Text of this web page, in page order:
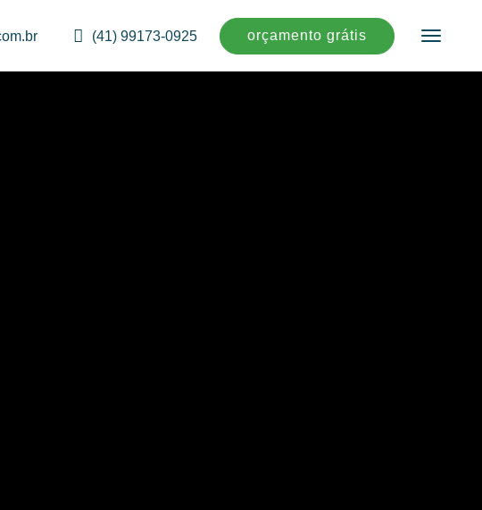
(41) 99173-0925 orçamento grátis